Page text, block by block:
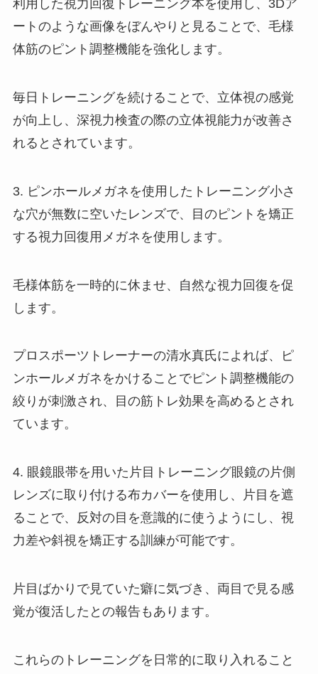
利用した視力回復トレーニング本を使用し、3Dア
ートのような画像をぼんやりと見ることで、毛様
体筋のピント調整機能を強化します。
毎日トレーニングを続けることで、立体視の感覚
が向上し、深視力検査の際の立体視能力が改善さ
れるとされています。
3. ピンホールメガネを使用したトレーニング小さ
な穴が無数に空いたレンズで、目のピントを矯正
する視力回復用メガネを使用します。
毛様体筋を一時的に休ませ、自然な視力回復を促
します。
プロスポーツトレーナーの清水真氏によれば、ピ
ンホールメガネをかけることでピント調整機能の
絞りが刺激され、目の筋トレ効果を高めるとされ
ています。
4. 眼鏡眼帯を用いた片目トレーニング眼鏡の片側
レンズに取り付ける布カバーを使用し、片目を遮
ることで、反対の目を意識的に使うようにし、視
力差や斜視を矯正する訓練が可能です。
片目ばかりで見ていた癖に気づき、両目で見る感
覚が復活したとの報告もあります。
これらのトレーニングを日常的に取り入れること